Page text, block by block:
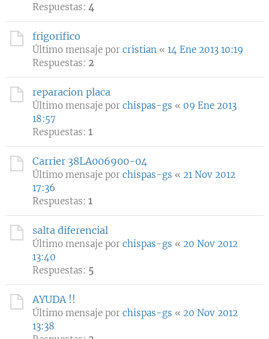
Respuestas: 4
frigorifico
Último mensaje por cristian « 14 Ene 2013 10:19
Respuestas: 2
reparacion placa
Último mensaje por chispas-gs « 09 Ene 2013
18:57
Respuestas: 1
Carrier 38LA006900-04
Último mensaje por chispas-gs « 21 Nov 2012
17:36
Respuestas: 1
salta diferencial
Último mensaje por chispas-gs « 20 Nov 2012
13:40
Respuestas: 5
AYUDA !!
Último mensaje por chispas-gs « 20 Nov 2012
13:38